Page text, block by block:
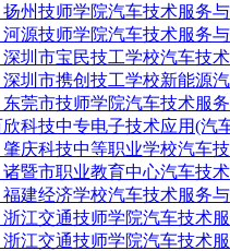
扬州技师学院汽车技术服务
河源技师学院汽车技术服务
深圳市宝民技工学校汽车技
深圳市携创技工学校新能源
东莞市技师学院汽车技术服
欣科技中专电子技术应用(汽
肇庆科技中等职业学校汽车
诸暨市职业教育中心汽车技
福建经济学校汽车技术服务
浙江交通技师学院汽车技术
浙江交通技师学院汽车技术